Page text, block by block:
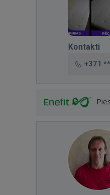
Kontakti
+371